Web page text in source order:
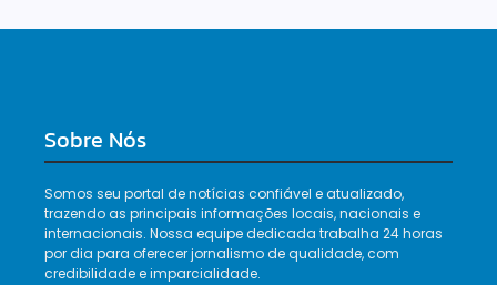
Sobre Nós
Somos seu portal de notícias confiável e atualizado,
trazendo as principais informações locais, nacionais e
internacionais. Nossa equipe dedicada trabalha 24 horas
por dia para oferecer jornalismo de qualidade, com
credibilidade e imparcialidade.